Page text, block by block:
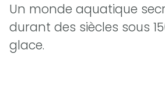
Un monde aquatique
durant des siècles sous
glace.